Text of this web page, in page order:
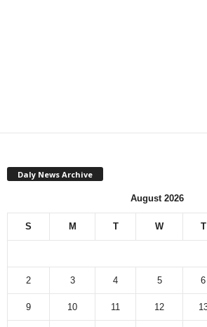
Daly News Archive
August 2026
S M T W T
2 3 4 5 6
9 10 11 12